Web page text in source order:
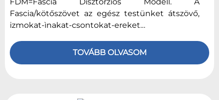
Fascia/kötőszövet az egész testünket átszövő,
izmokat-ìnakat-csontokat-ereket…
TOVÁBB OLVASOM